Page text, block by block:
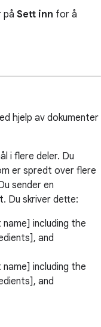
på Sett inn for å
hjelp av dokumenter
i flere deler. Du
er spredt over flere
sender en
Du skriver dette:
including the
and
including the
and